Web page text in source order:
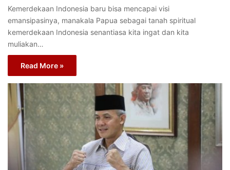
Kemerdekaan Indonesia baru bisa mencapai visi
emansipasinya, manakala Papua sebagai tanah spiritual
kemerdekaan Indonesia senantiasa kita ingat dan kita
muliakan…
Read More »